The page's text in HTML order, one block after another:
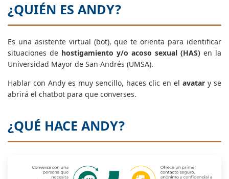
¿QUIÉN ES ANDY?
Es una asistente virtual (bot), que te orienta para identificar
situaciones de hostigamiento y/o acoso sexual (HAS) en la
Universidad Mayor de San Andrés (UMSA).
Hablar con Andy es muy sencillo, haces clic en el avatar y se
abrirá el chatbot para que converses.
¿QUÉ HACE ANDY?